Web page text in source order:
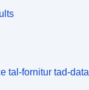
tal-fornitur tad-data